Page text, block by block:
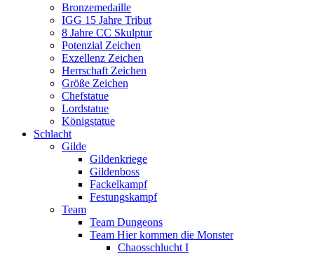
Bronzemedaille
IGG 15 Jahre Tribut
8 Jahre CC Skulptur
Potenzial Zeichen
Exzellenz Zeichen
Herrschaft Zeichen
Größe Zeichen
Chefstatue
Lordstatue
Königstatue
Schlacht
Gilde
Gildenkriege
Gildenboss
Fackelkampf
Festungskampf
Team
Team Dungeons
Team Hier kommen die Monster
Chaosschlucht I